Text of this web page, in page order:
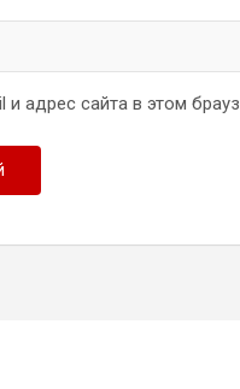
и адрес сайта в этом